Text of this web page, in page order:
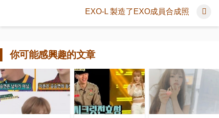
EXO-L 製造了EXO成員合成照
你可能感興趣的文章